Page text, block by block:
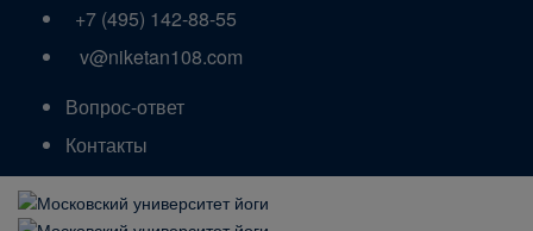
+7 (495) 142-88-55
v@niketan108.com
Вопрос-ответ
Контакты